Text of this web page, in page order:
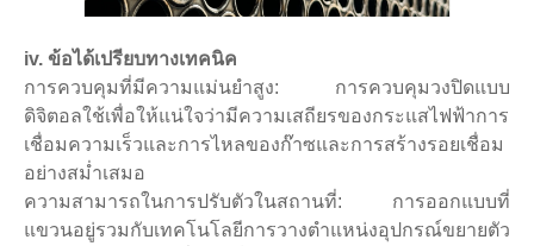
iv. ข้อได้เปรียบทางเทคนิค
การควบคุมที่มีความแม่นยำสูง: การควบคุมวงปิดแบบ
ดิจิตอลใช้เพื่อให้แน่ใจว่ามีความเสถียรของกระแสไฟฟ้าการ
เชื่อมความเร็วและการไหลของก๊าซและการสร้างรอยเชื่อม
อย่างสม่ำเสมอ
ความสามารถในการปรับตัวในสถานที่: การออกแบบที่
แขวนอยู่รวมกับเทคโนโลยีการวางตำแหน่งอุปกรณ์ขยายตัว